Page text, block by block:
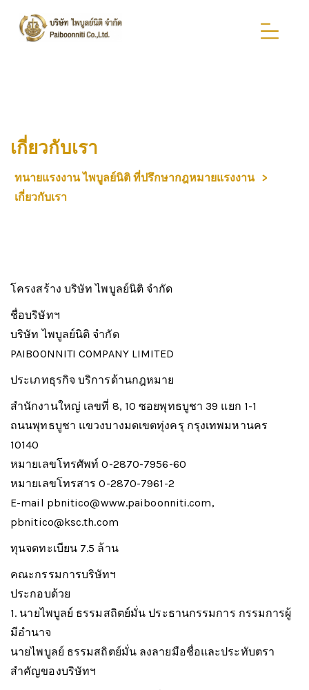
เกี่ยวกับเรา
ทนายแรงงาน ไพบูลย์นิติ ที่ปรึกษากฎหมายแรงงาน >
เกี่ยวกับเรา
โครงสร้าง บริษัท ไพบูลย์นิติ จำกัด
ชื่อบริษัทฯ
บริษัท ไพบูลย์นิติ จำกัด
PAIBOONNITI COMPANY LIMITED
ประเภทธุรกิจ บริการด้านกฎหมาย
สำนักงานใหญ่ เลขที่ 8, 10 ซอยพุทธบูชา 39 แยก 1-1
ถนนพุทธบูชา แขวงบางมดเขตทุ่งครุ กรุงเทพมหานคร
10140
หมายเลขโทรศัพท์ 0-2870-7956-60
หมายเลขโทรสาร 0-2870-7961-2
E-mail pbnitico@www.paiboonniti.com,
pbnitico@ksc.th.com
ทุนจดทะเบียน 7.5 ล้าน
คณะกรรมการบริษัทฯ
ประกอบด้วย
1. นายไพบูลย์ ธรรมสถิตย์มั่น ประธานกรรมการ กรรมการผู้
มีอำนาจ
นายไพบูลย์ ธรรมสถิตย์มั่น ลงลายมือชื่อและประทับตรา
สำคัญของบริษัทฯ